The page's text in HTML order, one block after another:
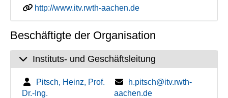
http://www.itv.rwth-aachen.de
Beschäftigte der Organisation
Instituts- und Geschäftsleitung
Pitsch, Heinz, Prof.
Dr.-Ing.
h.pitsch@itv.rwth-
aachen.de